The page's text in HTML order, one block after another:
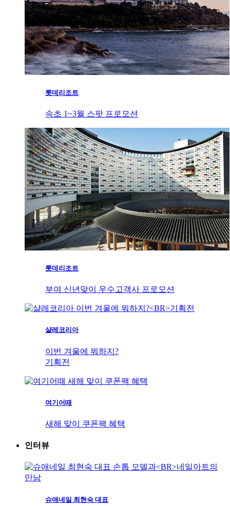
롯데리조트
속초 1~3월 스팟 프로모션
롯데리조트
부여 신년맞이 우수고객사 프로모션
샬레코리아
이번 겨울에 뭐하지?
기획전
여기어때
새해 맞이 쿠폰팩 혜택
인터뷰
슈애네일 최현숙 대표